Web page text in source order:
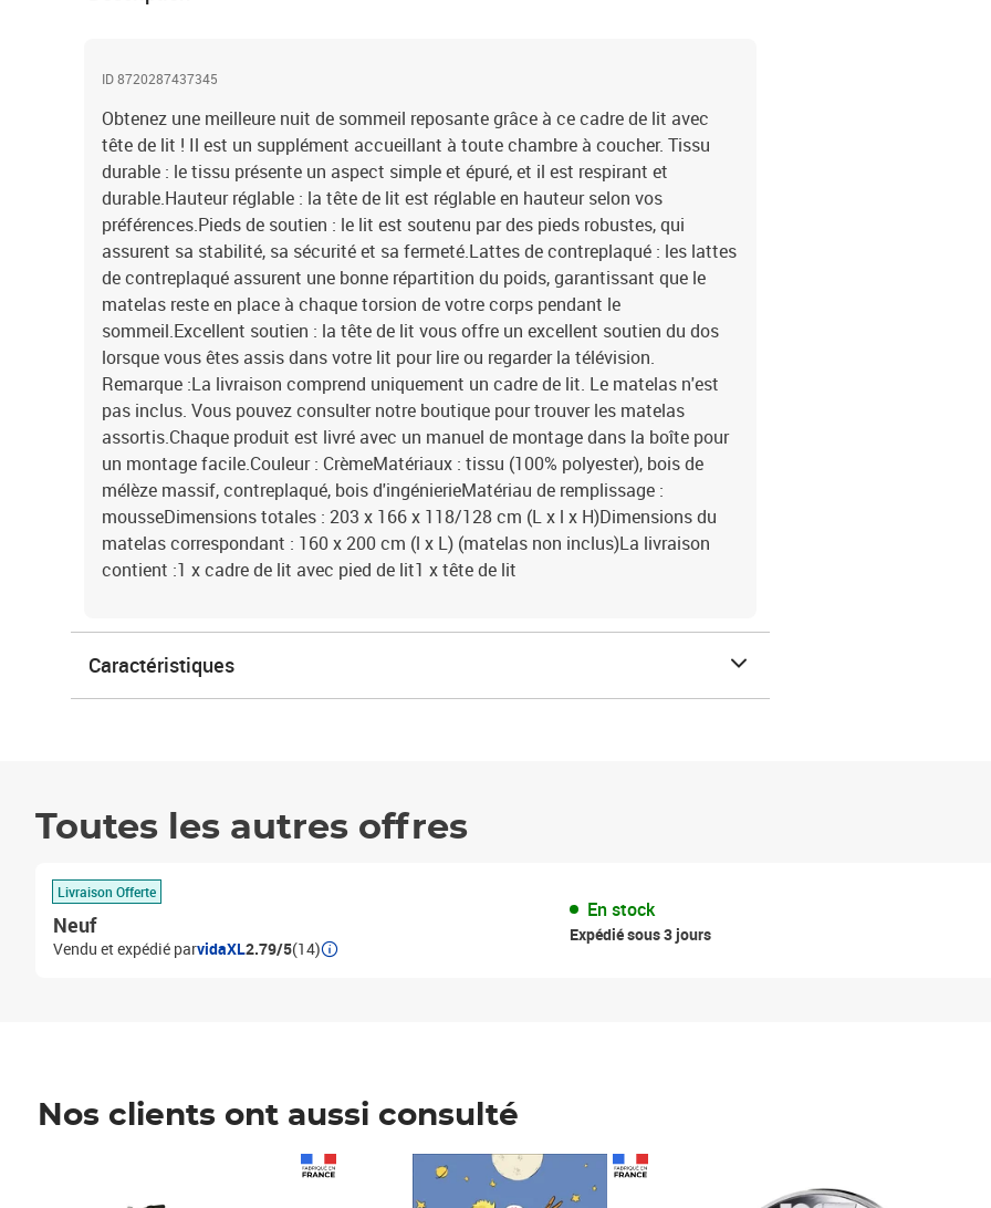
ID 8720287437345
Obtenez une meilleure nuit de sommeil reposante grâce à ce cadre de lit avec
tête de lit ! Il est un supplément accueillant à toute chambre à coucher. Tissu
durable : le tissu présente un aspect simple et épuré, et il est respirant et
durable.Hauteur réglable : la tête de lit est réglable en hauteur selon vos
préférences.Pieds de soutien : le lit est soutenu par des pieds robustes, qui
assurent sa stabilité, sa sécurité et sa fermeté.Lattes de contreplaqué : les lattes
de contreplaqué assurent une bonne répartition du poids, garantissant que le
matelas reste en place à chaque torsion de votre corps pendant le
sommeil.Excellent soutien : la tête de lit vous offre un excellent soutien du dos
lorsque vous êtes assis dans votre lit pour lire ou regarder la télévision.
Remarque :La livraison comprend uniquement un cadre de lit. Le matelas n'est
pas inclus. Vous pouvez consulter notre boutique pour trouver les matelas
assortis.Chaque produit est livré avec un manuel de montage dans la boîte pour
un montage facile.Couleur : CrèmeMatériaux : tissu (100% polyester), bois de
mélèze massif, contreplaqué, bois d'ingénierieMatériau de remplissage :
mousseDimensions totales : 203 x 166 x 118/128 cm (L x l x H)Dimensions du
matelas correspondant : 160 x 200 cm (l x L) (matelas non inclus)La livraison
contient :1 x cadre de lit avec pied de lit1 x tête de lit
Caractéristiques
Toutes les autres offres
Livraison Offerte
Neuf
Vendu et expédié parvidaXL2.79/5(14)
En stock
Expédié sous 3 jours
Nos clients ont aussi consulté
Prix 7,50€